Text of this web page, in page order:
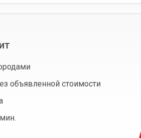
объявленной стоимости